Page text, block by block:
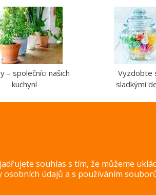
– společníci našich
kuchyní
Vyzdobte
sladkými
souhlas s tím, že můžeme
osobních údajů a s používáním